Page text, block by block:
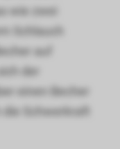
wie zwei
Schlauch
auf
der
einen Becher
Schwerkraft